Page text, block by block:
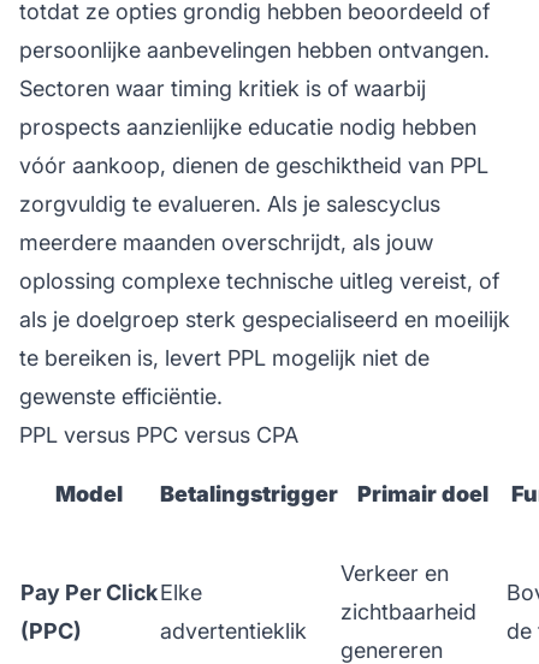
totdat ze opties grondig hebben beoordeeld of
persoonlijke aanbevelingen hebben ontvangen.
Sectoren waar timing kritiek is of waarbij
prospects aanzienlijke educatie nodig hebben
vóór aankoop, dienen de geschiktheid van PPL
zorgvuldig te evalueren. Als je salescyclus
meerdere maanden overschrijdt, als jouw
oplossing complexe technische uitleg vereist, of
als je doelgroep sterk gespecialiseerd en moeilijk
te bereiken is, levert PPL mogelijk niet de
gewenste efficiëntie.
PPL versus PPC versus CPA
Model Betalingstrigger Primair doel
Pay Per Click
(PPC)
Elke
advertentieklik
Verkeer en
zichtbaarheid
genereren
de